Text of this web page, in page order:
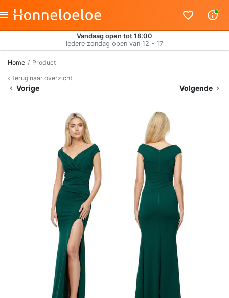
Vandaag open tot 18:00
Iedere zondag open van 12 - 17
Home
Product
Terug naar overzicht
Vorige Volgende